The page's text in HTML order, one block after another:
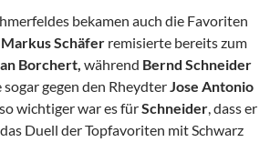
bekamen auch die Favoriten
Markus Schäfer remisierte bereits zum
Borchert, während Bernd Schneider
gegen den RheydterJose Antonio
wichtiger war es fürSchneider, dass er
Duell der Topfavoriten mit Schwarz